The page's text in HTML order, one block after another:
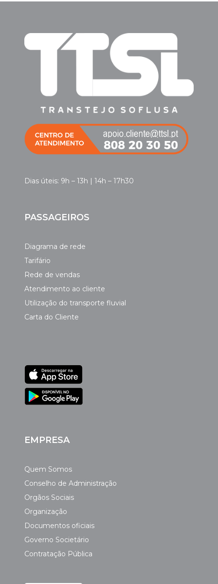
Dias úteis: 9h – 13h | 14h – 17h30
PASSAGEIROS
Diagrama de rede
Tarifário
Rede de vendas
Atendimento ao cliente
Utilização do transporte fluvial
Carta do Cliente
EMPRESA
Quem Somos
Conselho de Administração
Orgãos Sociais
Organização
Documentos oficiais
Governo Societário
Contratação Pública